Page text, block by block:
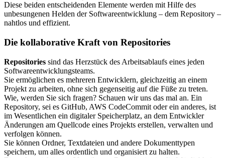
Diese beiden entscheidenden Elemente werden mit Hilfe des
unbesungenen Helden der Softwareentwicklung – dem Repository –
nahtlos und effizient.
Die kollaborative Kraft von Repositories
Repositories sind das Herzstück des Arbeitsablaufs eines jeden
Softwareentwicklungsteams.
Sie ermöglichen es mehreren Entwicklern, gleichzeitig an einem
Projekt zu arbeiten, ohne sich gegenseitig auf die Füße zu treten.
Wie, werden Sie sich fragen? Schauen wir uns das mal an. Ein
Repository, sei es GitHub, AWS CodeCommit oder ein anderes, ist
im Wesentlichen ein digitaler Speicherplatz, an dem Entwickler
Änderungen am Quellcode eines Projekts erstellen, verwalten und
verfolgen können.
Sie können Ordner, Textdateien und andere Dokumenttypen
speichern, um alles ordentlich und organisiert zu halten.